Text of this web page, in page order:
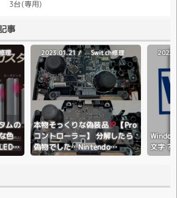
3台(専用)
事
ムの
色
ラ
応♪
理
本物そっくりな偽装品 【Pro
コントローラー】 分解したら
偽物でした…Nintendo
Switch(ニンテンドースイッ
2023.01.21 / Switch修理
文字？